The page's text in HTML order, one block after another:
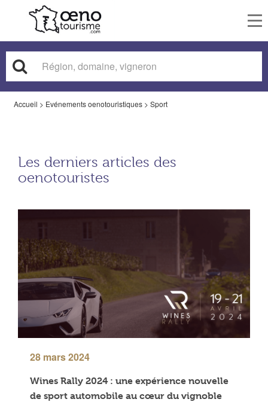
Accueil > Evénements oenotouristiques > Sport
Les derniers articles des
oenotouristes
28 mars 2024
Wines Rally 2024 : une expérience nouvelle
de sport automobile au cœur du vignoble